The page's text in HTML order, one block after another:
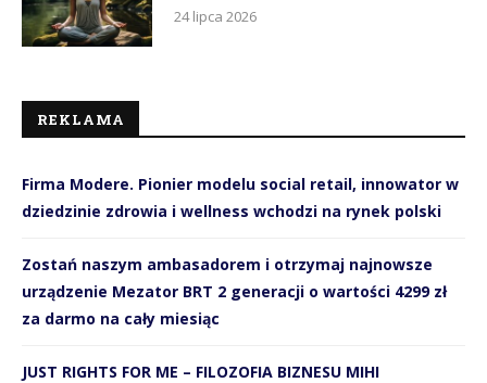
24 lipca 2026
REKLAMA
Firma Modere. Pionier modelu social retail, innowator w
dziedzinie zdrowia i wellness wchodzi na rynek polski
Zostań naszym ambasadorem i otrzymaj najnowsze
urządzenie Mezator BRT 2 generacji o wartości 4299 zł
za darmo na cały miesiąc
JUST RIGHTS FOR ME – FILOZOFIA BIZNESU MIHI